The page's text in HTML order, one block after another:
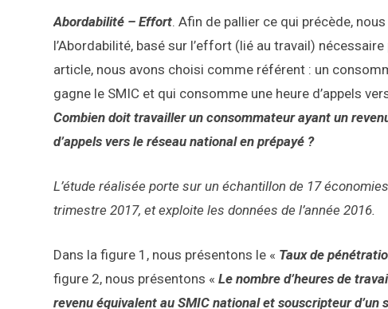
Abordabilité – Effort. Afin de pallier ce qui précède,
l’Abordabilité, basé sur l’effort (lié au travail)
article, nous avons choisi comme référent : un
gagne le SMIC et qui consomme une heure d’appels
Combien doit travailler un consommateur ayant un
d’appels vers le réseau national en prépayé ?
L’étude réalisée porte sur un échantillon de 17
trimestre 2017, et exploite les données de l’année 2016.
Dans la figure 1, nous présentons le « Taux de
figure 2, nous présentons « Le nombre d’heures de
revenu équivalent au SMIC national et souscripteur d’un